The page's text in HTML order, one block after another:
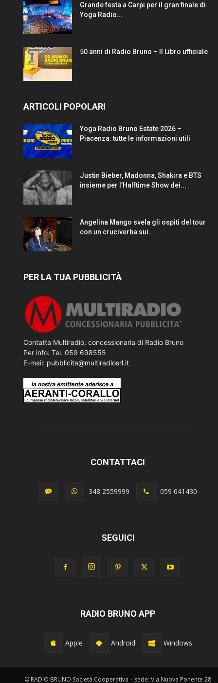
Grande festa a Carpi per il gran finale di
Yoga Radio...
50 anni di Radio Bruno – Il Libro ufficiale
ARTICOLI POPOLARI
Yoga Radio Bruno Estate 2026 –
Piacenza: tutte le informazioni utili
Justin Bieber, Madonna, Shakira e BTS
insieme per l’Halftime Show dei...
Angelina Mango svela gli ospiti del tour
con un cruciverba sui...
PER LA TUA PUBBLICITÀ
Contatta Multiradio, concessionaria di Radio Bruno
Per info: Tel. 059 698555
E-mail: pubblicita@multiradiosrl.it
CONTATTACI
348 2559999 059 641430
SEGUICI
RADIO BRUNO APP
Apple Android Windows
© RADIO BRUNO Società Cooperativa – sede: Via Nuova Ponente 28